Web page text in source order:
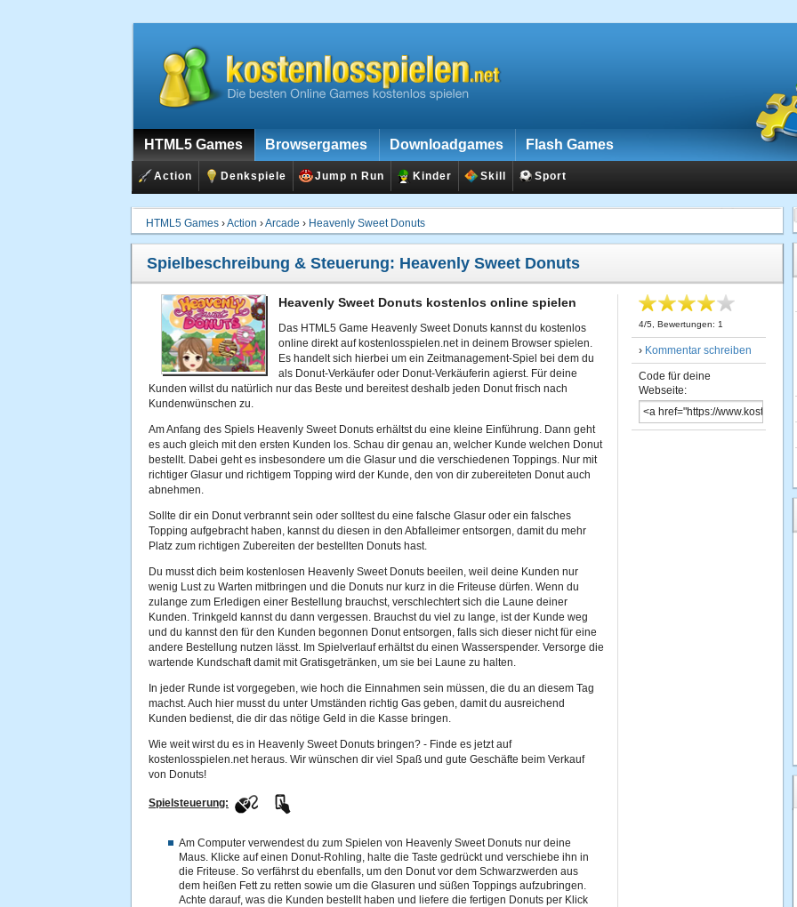
HTML5 Games Browsergames Downloadgames Flash Games
Action Denkspiele Jump n Run Kinder Skill Sport
HTML5 Games ›Action ›Arcade › Heavenly Sweet Donuts
Spielbeschreibung & Steuerung: Heavenly Sweet Donuts
Heavenly Sweet Donuts kostenlos online spielen
Das HTML5 Game Heavenly Sweet Donuts kannst du kostenlos
online direkt auf kostenlosspielen.net in deinem Browser spielen.
Es handelt sich hierbei um ein Zeitmanagement-Spiel bei dem du
als Donut-Verkäufer oder Donut-Verkäuferin agierst. Für deine
Kunden willst du natürlich nur das Beste und bereitest deshalb jeden Donut frisch nach
Kundenwünschen zu.
Am Anfang des Spiels Heavenly Sweet Donuts erhältst du eine kleine Einführung. Dann geht
es auch gleich mit den ersten Kunden los. Schau dir genau an, welcher Kunde welchen Donut
bestellt. Dabei geht es insbesondere um die Glasur und die verschiedenen Toppings. Nur mit
richtiger Glasur und richtigem Topping wird der Kunde, den von dir zubereiteten Donut auch
abnehmen.
Sollte dir ein Donut verbrannt sein oder solltest du eine falsche Glasur oder ein falsches
Topping aufgebracht haben, kannst du diesen in den Abfalleimer entsorgen, damit du mehr
Platz zum richtigen Zubereiten der bestellten Donuts hast.
Du musst dich beim kostenlosen Heavenly Sweet Donuts beeilen, weil deine Kunden nur
wenig Lust zu Warten mitbringen und die Donuts nur kurz in die Friteuse dürfen. Wenn du
zulange zum Erledigen einer Bestellung brauchst, verschlechtert sich die Laune deiner
Kunden. Trinkgeld kannst du dann vergessen. Brauchst du viel zu lange, ist der Kunde weg
und du kannst den für den Kunden begonnen Donut entsorgen, falls sich dieser nicht für eine
andere Bestellung nutzen lässt. Im Spielverlauf erhältst du einen Wasserspender. Versorge die
wartende Kundschaft damit mit Gratisgetränken, um sie bei Laune zu halten.
In jeder Runde ist vorgegeben, wie hoch die Einnahmen sein müssen, die du an diesem Tag
machst. Auch hier musst du unter Umständen richtig Gas geben, damit du ausreichend
Kunden bedienst, die dir das nötige Geld in die Kasse bringen.
Wie weit wirst du es in Heavenly Sweet Donuts bringen? - Finde es jetzt auf
kostenlosspielen.net heraus. Wir wünschen dir viel Spaß und gute Geschäfte beim Verkauf
von Donuts!
Spielsteuerung:
Am Computer verwendest du zum Spielen von Heavenly Sweet Donuts nur deine
Maus. Klicke auf einen Donut-Rohling, halte die Taste gedrückt und verschiebe ihn in
die Friteuse. So verfährst du ebenfalls, um den Donut vor dem Schwarzwerden aus
dem heißen Fett zu retten sowie um die Glasuren und süßen Toppings aufzubringen.
Achte darauf, was die Kunden bestellt haben und liefere die fertigen Donuts per Klick
4/5 , Bewertungen: 1
› Kommentar schreiben
Code für deine
Webseite: